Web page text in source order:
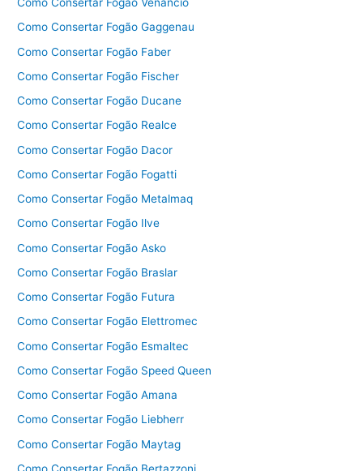
Como Consertar Fogão Gaggenau
Como Consertar Fogão Faber
Como Consertar Fogão Fischer
Como Consertar Fogão Ducane
Como Consertar Fogão Realce
Como Consertar Fogão Dacor
Como Consertar Fogão Fogatti
Como Consertar Fogão Metalmaq
Como Consertar Fogão Ilve
Como Consertar Fogão Asko
Como Consertar Fogão Braslar
Como Consertar Fogão Futura
Como Consertar Fogão Elettromec
Como Consertar Fogão Esmaltec
Como Consertar Fogão Speed Queen
Como Consertar Fogão Amana
Como Consertar Fogão Liebherr
Como Consertar Fogão Maytag